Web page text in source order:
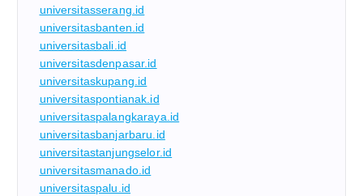
universitasserang.id
universitasbanten.id
universitasbali.id
universitasdenpasar.id
universitaskupang.id
universitaspontianak.id
universitaspalangkaraya.id
universitasbanjarbaru.id
universitastanjungselor.id
universitasmanado.id
universitaspalu.id